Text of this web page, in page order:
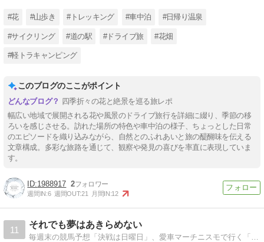
#花 #山歩き #トレッキング #車中泊 #日帰り温泉
#サイクリング #道の駅 #ドライブ旅 #花畑
#軽トラキャンピング
このブログのここがポイント
四季折々の花と絶景を巡る旅レポ
幅広い地域で展開される花や風景のドライブ旅行を詳細に綴り、季節の移
ろいを感じさせる。訪れた場所の特色や車中泊の様子、ちょっとした日常
のエピソードを織り込みながら、自然とのふれあいと旅の醍醐味を伝える
文章構成。多彩な旅路を通じて、観察や発見の喜びを率直に表現していま
す。
1988917 2
週間IN:6 週間OUT:21 月間IN:12
11
それでも夢はあきらめない